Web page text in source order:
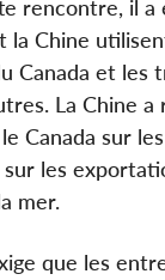
rencontre, il a
la Chine
Canada et les
La Chine
Canada sur
les
mer.
que les